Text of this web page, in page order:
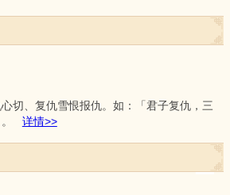
切、复仇雪恨报仇。如：「君子复仇，三
。 详情>>